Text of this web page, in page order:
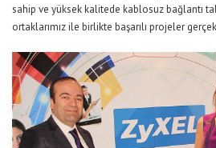
sahip ve yüksek kalitede kablosuz bağlantı
ortaklarımız ile birlikte başarılı projeler